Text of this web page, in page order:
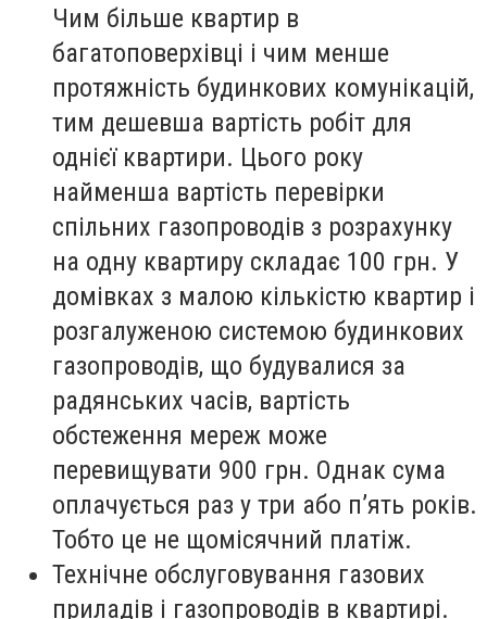
Чим більше квартир в
багатоповерхівці і чим менше
протяжність будинкових комунікацій,
тим дешевша вартість робіт для
однієї квартири. Цього року
найменша вартість перевірки
спільних газопроводів з розрахунку
на одну квартиру складає 100 грн. У
домівках з малою кількістю квартир і
розгалуженою системою будинкових
газопроводів, що будувалися за
радянських часів, вартість
обстеження мереж може
перевищувати 900 грн. Однак сума
оплачується раз у три або п’ять років.
Тобто це не щомісячний платіж.
Технічне обслуговування газових
приладів і газопроводів в квартирі.